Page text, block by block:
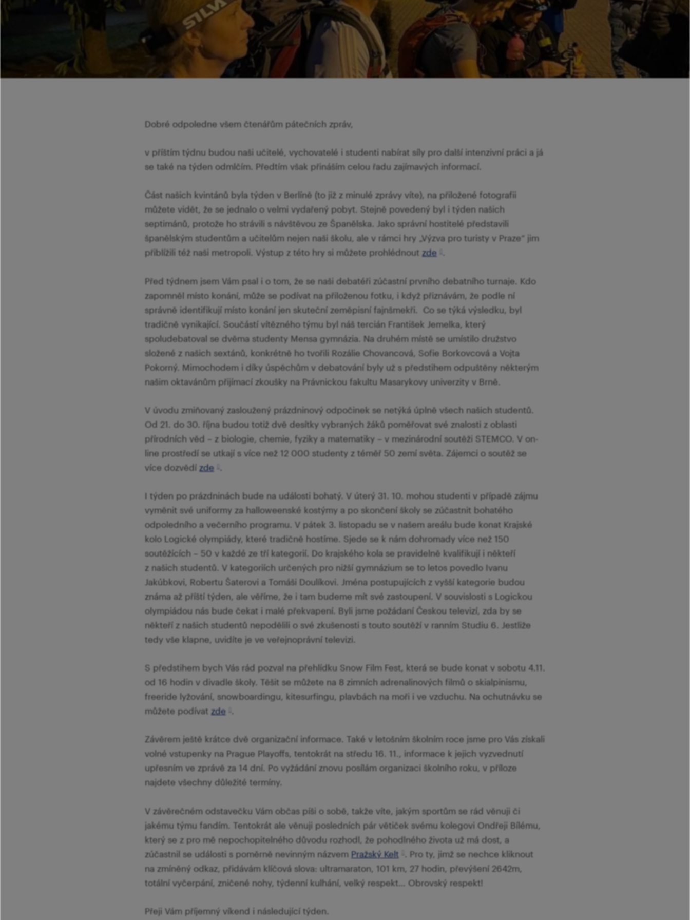
Dobré odpoledne všem čtenářům pátečních zpráv,
v příštím týdnu budou naši učitelé, vychovatelé i studenti nabírat síly pro další intenzivní práci a já
se také na týden odmlčím. Předtím však přináším celou řadu zajímavých informací.
Část našich kvintánů byla týden v Berlíně (to již z minulé zprávy víte), na přiložené fotografii
můžete vidět, že se jednalo o velmi vydařený pobyt. Stejně povedený byl i týden našich
septimánů, protože ho strávili s návštěvou ze Španělska. Jako správní hostitelé představili
španělským studentům a učitelům nejen naši školu, ale v rámci hry „Výzva pro turisty v Praze“ jim
přiblížili též naši metropoli. Výstup z této hry si můžete prohlédnout zde .
Před týdnem jsem Vám psal i o tom, že se naši debatéři zúčastní prvního debatního turnaje. Kdo
zapomněl místo konání, může se podívat na přiloženou fotku, i když přiznávám, že podle ní
správně identifikují místo konání jen skuteční zeměpisní fajnšmekři. Co se týká výsledku, byl
tradičně vynikající. Součástí vítězného týmu byl náš tercián František Jemelka, který
spoludebatoval se dvěma studenty Mensa gymnázia. Na druhém místě se umístilo družstvo
složené z našich sextánů, konkrétně ho tvořili Rozálie Chovancová, Sofie Borkovcová a Vojta
Pokorný. Mimochodem i díky úspěchům v debatování byly už s předstihem odpuštěny některým
našim oktavánům přijímací zkoušky na Právnickou fakultu Masarykovy univerzity v Brně.
V úvodu zmiňovaný zasloužený prázdninový odpočinek se netýká úplně všech našich studentů.
Od 21. do 30. října budou totiž dvě desítky vybraných žáků poměřovat své znalosti z oblasti
přírodních věd – z biologie, chemie, fyziky a matematiky – v mezinárodní soutěži STEMCO. V on-
line prostředí se utkají s více než 12 000 studenty z téměř 50 zemí světa. Zájemci o soutěž se
více dozvědí zde
I týden po prázdninách bude na události bohatý. V úterý 31. 10. mohou studenti v případě zájmu
vyměnit své uniformy za halloweenské kostýmy a po skončení školy se zúčastnit bohatého
odpoledního a večerního programu. V pátek 3. listopadu se v našem areálu bude konat Krajské
kolo Logické olympiády, které tradičně hostíme. Sjede se k nám dohromady více než 150
soutěžících – 50 v každé ze tří kategorií. Do krajského kola se pravidelně kvalifikují i někteří
z našich studentů. V kategoriích určených pro nižší gymnázium se to letos povedlo Ivanu
Jakúbkovi, Robertu Šaterovi a Tomáši Doulíkovi. Jména postupujících z vyšší kategorie budou
známa až příští týden, ale věříme, že i tam budeme mít své zastoupení. V souvislosti s Logickou
olympiádou nás bude čekat i malé překvapení. Byli jsme požádaní Českou televizí, zda by se
někteří z našich studentů nepodělili o své zkušenosti s touto soutěží v ranním Studiu 6. Jestliže
tedy vše klapne, uvidíte je ve veřejnoprávní televizi.
S předstihem bych Vás rád pozval na přehlídku Snow Film Fest, která se bude konat v sobotu 4.11.
od 16 hodin v divadle školy. Těšit se můžete na 8 zimních adrenalinových filmů o skialpinismu,
freeride lyžování, snowboardingu, kitesurfingu, plavbách na moři i ve vzduchu. Na ochutnávku se
můžete podívat zde .
Závěrem ještě krátce dvě organizační informace. Také v letošním školním roce jsme pro Vás získali
volné vstupenky na Prague Playoffs, tentokrát na středu 16. 11., informace k jejich vyzvednutí
upřesním ve zprávě za 14 dní. Po vyžádání znovu posílám organizaci školního roku, v příloze
najdete všechny důležité termíny.
V závěrečném odstavečku Vám občas píši o sobě, takže víte, jakým sportům se rád věnuji či
jakému týmu fandím. Tentokrát ale věnuji posledních pár větiček svému kolegovi Ondřeji Bílému,
který se z pro mě nepochopitelného důvodu rozhodl, že pohodlného života už má dost, a
zúčastnil se události s poměrně nevinným názvem Pražský Kelt
. Pro ty, jimž se nechce kliknout
na zmíněný odkaz, přidávám klíčová slova: ultramaraton, 101 km, 27 hodin, převýšení 2642m,
totální vyčerpání, zničené nohy, týdenní kulhání, velký respekt… Obrovský respekt!
Přeji Vám příjemný víkend i následující týden.